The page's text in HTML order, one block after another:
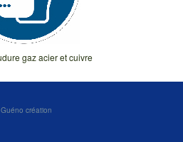
gaz acier et cuivre
Guéno création